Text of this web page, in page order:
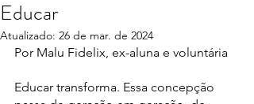
Educar
Atualizado: 26 de mar. de 2024
Por Malu Fidelix, ex-aluna e voluntária
Educar transforma. Essa concepção